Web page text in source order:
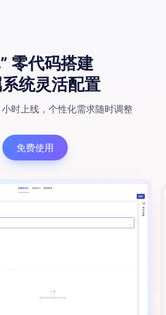
零代码搭建
统灵活配置
时上线 ， 个性化需求随时调整
免费使用